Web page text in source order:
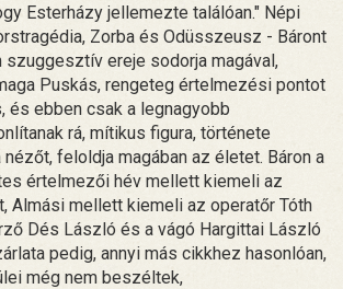
Esterházy jellemezte találóan." Népi
Zorba és Odüsszeusz - Báront
szuggesztív ereje sodorja magával,
Puskás, rengeteg értelmezési pontot
és ebben csak a legnagyobb
rá, mítikus figura, története
nézőt, feloldja magában az életet. Báron a
értelmezői hév mellett kiemeli az
Almási mellett kiemeli az operatőr Tóth
Dés László és a vágó Hargittai László
pedig, annyi más cikkhez hasonlóan,
még nem beszéltek,